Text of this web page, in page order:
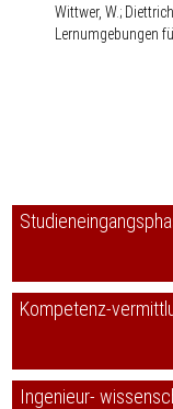
Wittwer, W.;
Lernumgebungen
Kompetenz-
Ingenieur-